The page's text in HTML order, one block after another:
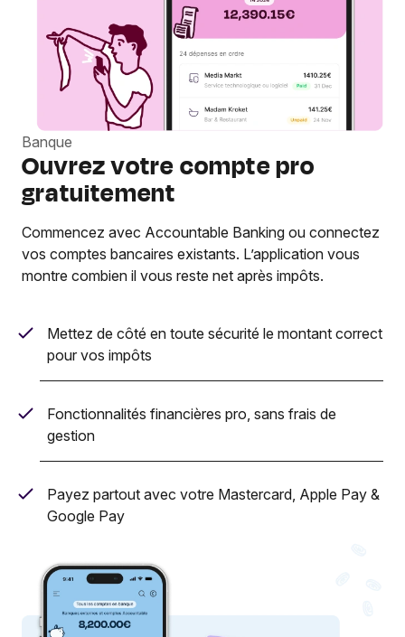
Banque
Ouvrez votre compte pro
gratuitement
Commencez avec Accountable Banking ou connectez
vos comptes bancaires existants. L’application vous
montre combien il vous reste net après impôts.
Mettez de côté en toute sécurité le montant correct
pour vos impôts
Fonctionnalités financières pro, sans frais de
gestion
Payez partout avec votre Mastercard, Apple Pay &
Google Pay